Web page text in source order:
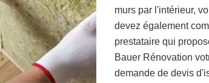
murs par l'intérieur,
devez également
prestataire qui
Bauer Rénovation
demande de devis